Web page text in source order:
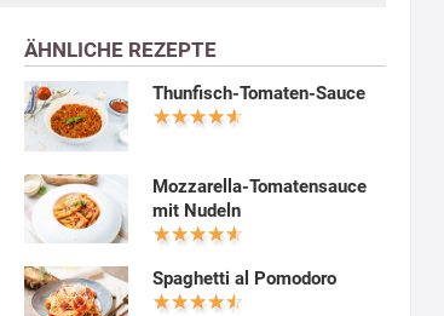
ÄHNLICHE REZEPTE
Thunfisch-Tomaten-Sauce
Mozzarella-Tomatensauce
mit Nudeln
Spaghetti al Pomodoro